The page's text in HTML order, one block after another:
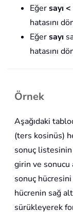
Eğersayı
hatasını
Eğersayı
hatasını
Örnek
Aşağıdaki
(ters kosinüs)
sonuç
girin ve sonucu
sonuç
hücrenin sağ
sürükleyerek